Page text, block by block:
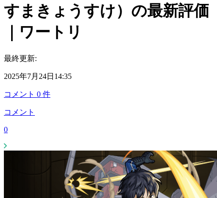
すまきょうすけ）の最新評価
｜ワートリ
最終更新:
2025年7月24日14:35
コメント 0 件
コメント
0